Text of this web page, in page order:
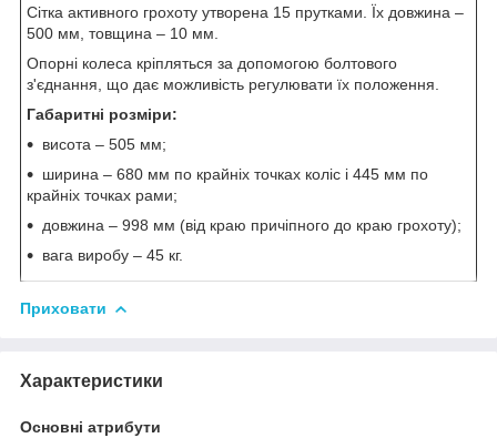
Сітка активного грохоту утворена 15 прутками. Їх довжина –
500 мм, товщина – 10 мм.
Опорні колеса кріпляться за допомогою болтового
з'єднання, що дає можливість регулювати їх положення.
Габаритні розміри:
висота – 505 мм;
ширина – 680 мм по крайніх точках коліс і 445 мм по
крайніх точках рами;
довжина – 998 мм (від краю причіпного до краю грохоту);
вага виробу – 45 кг.
Приховати
Характеристики
Основні атрибути